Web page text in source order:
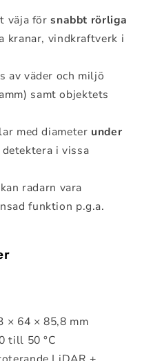
väja försnabbt rörliga
kranar, vindkraftverk i
av väder och miljö
samt objektets
med diameter under
i vissa
radarn vara
funktion p.g.a.
× 64 × 85,8 mm
till 50 °C